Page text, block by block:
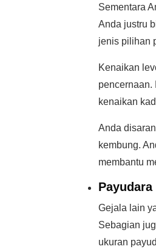
Sementara
Anda justru
jenis pilihan
Kenaikan
pencernaan.
kenaikan
Anda
kembung.
membantu
Gejala lain
Sebagian
ukuran